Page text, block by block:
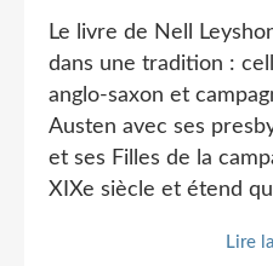
Le livre de Nell
dans une tradition :
anglo-saxon et
Austen avec ses
et ses Filles de la
XIXe siècle et étend
Lire